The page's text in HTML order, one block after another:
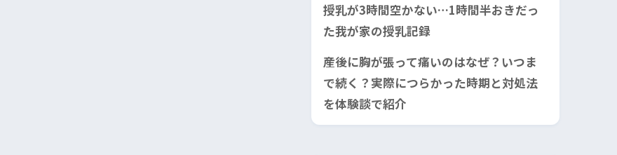
授乳が3時間空かない…1時間半おきだっ
た我が家の授乳記録
産後に胸が張って痛いのはなぜ？いつま
で続く？実際につらかった時期と対処法
を体験談で紹介